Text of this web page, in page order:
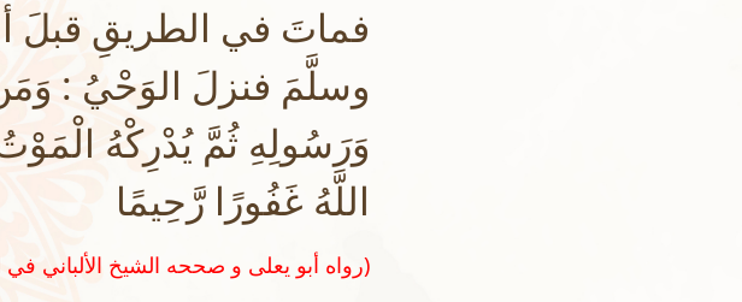
فماتَ في الطريقِ قبلَ
وسلَّمَ فنزلَ الوَحْيُ :
وَرَسُولِهِ ثُمَّ يُدْرِكْهُ
اللَّهُ غَفُورًا رَّحِيمًا
(رواه أبو يعلى و صححه الشيخ الألباني في السلسلة الصحيحة ج ٧ ص ٦٦٦)